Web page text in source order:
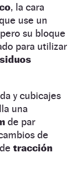
, la cara
use un
su bloque
para utilizar
y cubicajes
una
de par
de
tracción